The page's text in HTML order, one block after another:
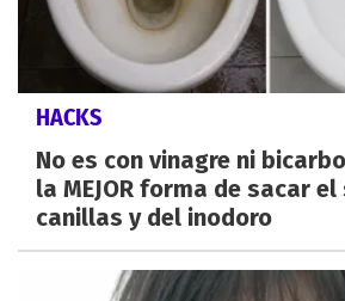
HACKS
No es con vinagre ni
la MEJOR forma de sacar
canillas y del inodoro